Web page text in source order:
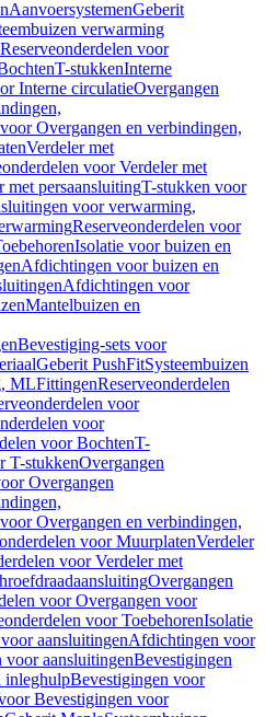
AanvoersystemenGeberit
verwarming
Reserveonderdelen voor
T-stukkenInterne
Interne circulatieOvergangen
Overgangen en verbindingen,
Verdeler met
voor Verdeler met
met persaansluitingT-stukken voor
voor verwarming,
Reserveonderdelen voor
Isolatie voor buizen en
Afdichtingen voor buizen en
Afdichtingen voor
Mantelbuizen en
Bevestiging-sets voor
Geberit PushFitSysteembuizen
MLFittingenReserveonderdelen
voor
voor
voor BochtenT-
T-stukkenOvergangen
Overgangen
Overgangen en verbindingen,
voor MuurplatenVerdeler
voor Verdeler met
Overgangen
voor Overgangen voor
voor ToebehorenIsolatie
aansluitingenAfdichtingen voor
aansluitingenBevestigingen
inleghulpBevestigingen voor
Bevestigingen voor